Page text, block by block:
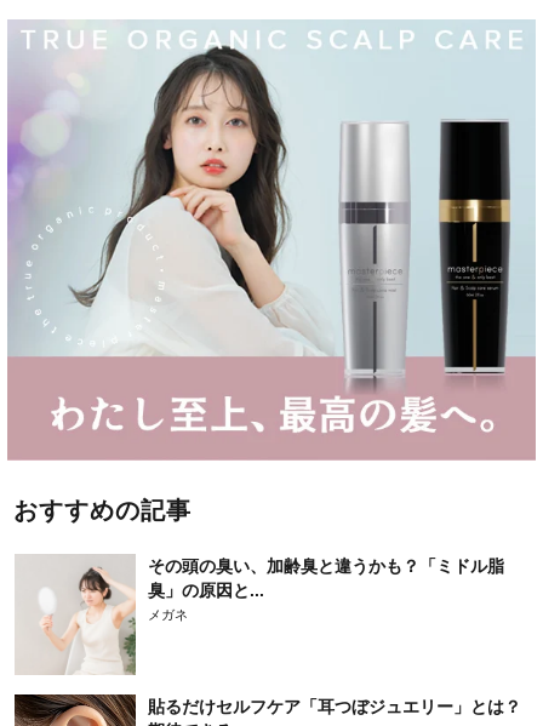
おすすめの記事
その頭の臭い、加齢臭と違うかも？「ミドル脂
臭」の原因と...
メガネ
貼るだけセルフケア「耳つぼジュエリー」とは？